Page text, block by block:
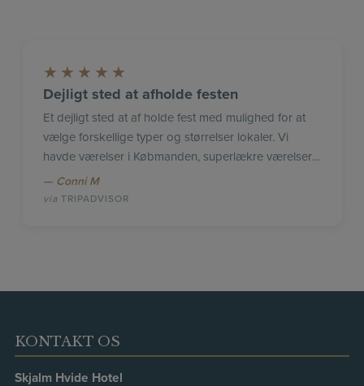
★ ★ ★ ★ ★
Dejligt sted at afholde festen
Et dejligt sted at af holde fest med mulighed for at
vælge forskellige typer og størrelser lokaler. Vi
havde værelser i Købmanden, superlækre værelser i
afstemte farver. Mad og vin var fint afstemt, og
meget lækker mad mm. Dejlogt med fast hold
Conni M
TRIPADVISOR
KONTAKT OS
Skjalm Hvide Hotel